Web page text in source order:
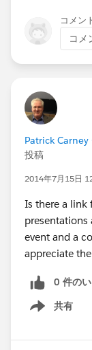
コメン
コメ
Patrick
投稿
2014年7月15日
Is there a link
presentations
event and a
appreciate
0 件の
共有
Show menu